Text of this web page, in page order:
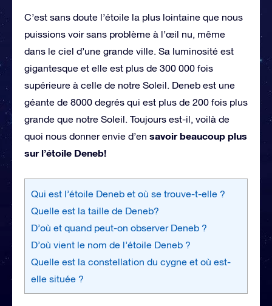
C’est sans doute l’étoile la plus lointaine que nous
puissions voir sans problème à l’œil nu, même
dans le ciel d’une grande ville. Sa luminosité est
gigantesque et elle est plus de 300 000 fois
supérieure à celle de notre Soleil. Deneb est une
géante de 8000 degrés qui est plus de 200 fois plus
grande que notre Soleil. Toujours est-il, voilà de
quoi nous donner envie d’en savoir beaucoup plus
sur l’étoile Deneb!
Qui est l’étoile Deneb et où se trouve-t-elle ?
Quelle est la taille de Deneb?
D’où et quand peut-on observer Deneb ?
D’où vient le nom de l’étoile Deneb ?
Quelle est la constellation du cygne et où est-
elle située ?